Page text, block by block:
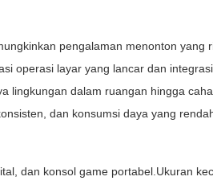
pengalaman menonton yang
operasi layar yang lancar dan
lingkungan dalam ruangan hingga
dan konsumsi daya yang
dan konsol game portabel.Ukuran